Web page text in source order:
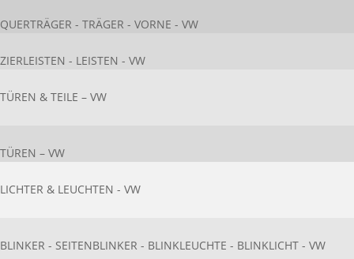
QUERTRÄGER - TRÄGER - VORNE - VW
ZIERLEISTEN - LEISTEN - VW
TÜREN & TEILE – VW
TÜREN – VW
LICHTER & LEUCHTEN - VW
BLINKER - SEITENBLINKER - BLINKLEUCHTE - BLINKLICHT - VW